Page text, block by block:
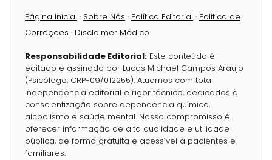
Página Inicial · Sobre Nós · Política Editorial · Política de
Correções · Disclaimer Médico
Responsabilidade Editorial: Este conteúdo é
editado e assinado por Lucas Michael Campos Araujo
(Psicólogo, CRP-09/012255). Atuamos com total
independência editorial e rigor técnico, dedicados à
conscientização sobre dependência química,
alcoolismo e saúde mental. Nosso compromisso é
oferecer informação de alta qualidade e utilidade
pública, de forma gratuita e acessível a pacientes e
familiares.